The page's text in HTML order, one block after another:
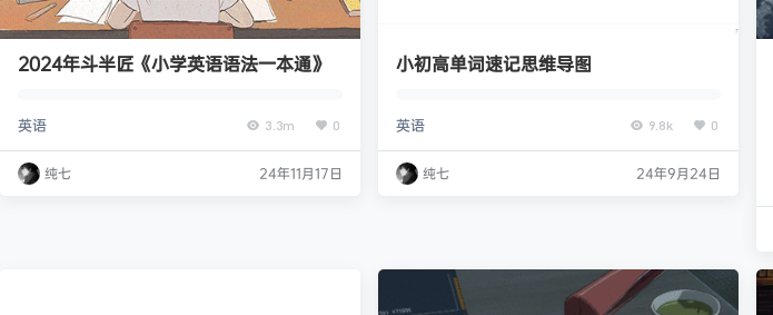
2024年斗半匠《小学英语语法一本通》
英语 3.3m 0
纯七 24年11月17日
小初高单词速记思维导图
英语 9.8k 0
纯七 24年9月24日